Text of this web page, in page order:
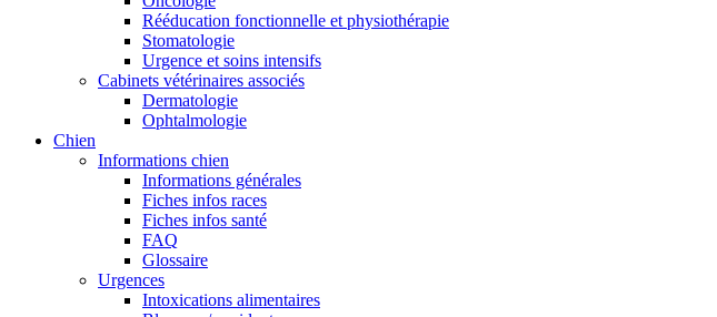
Rééducation fonctionnelle et physiothérapie
Stomatologie
Urgence et soins intensifs
Cabinets vétérinaires associés
Dermatologie
Ophtalmologie
Chien
Informations chien
Informations générales
Fiches infos races
Fiches infos santé
FAQ
Glossaire
Urgences
Intoxications alimentaires